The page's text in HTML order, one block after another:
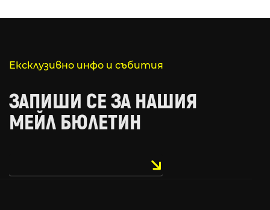
Ексклузивно инфо и събития
ЗАПИШИ СЕ ЗА НАШИЯ
МЕЙЛ БЮЛЕТИН